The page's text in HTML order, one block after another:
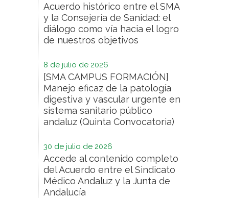
Acuerdo histórico entre el SMA
y la Consejería de Sanidad: el
diálogo como vía hacia el logro
de nuestros objetivos
8 de julio de 2026
[SMA CAMPUS FORMACIÓN]
Manejo eficaz de la patología
digestiva y vascular urgente en
sistema sanitario público
andaluz (Quinta Convocatoria)
30 de julio de 2026
Accede al contenido completo
del Acuerdo entre el Sindicato
Médico Andaluz y la Junta de
Andalucía